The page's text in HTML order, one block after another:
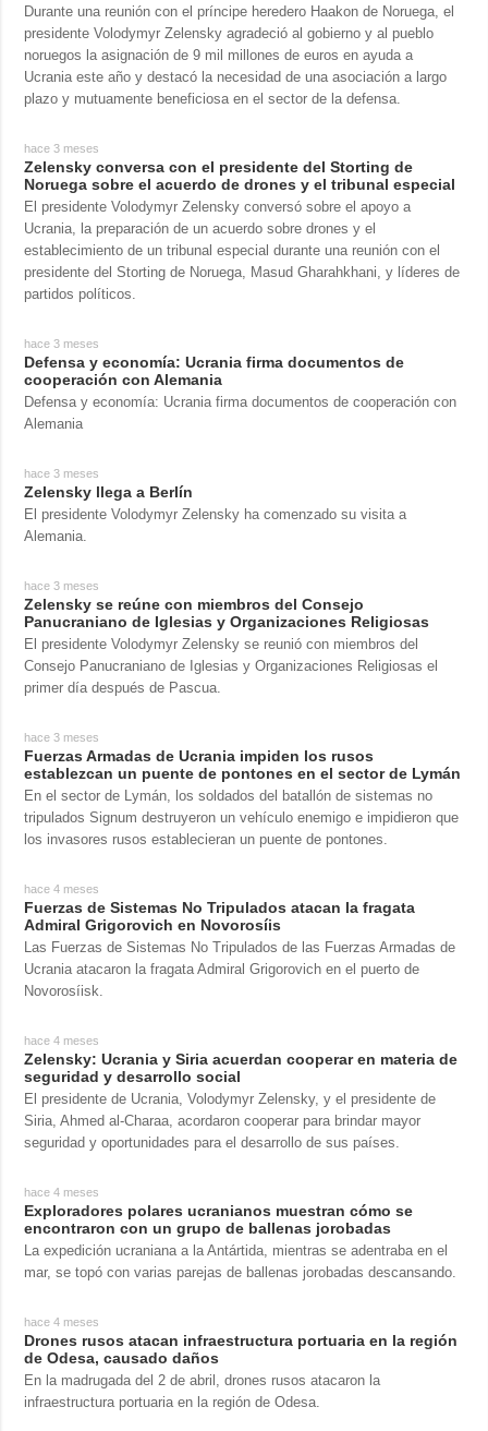
Durante una reunión con el príncipe heredero Haakon de Noruega, el
presidente Volodymyr Zelensky agradeció al gobierno y al pueblo
noruegos la asignación de 9 mil millones de euros en ayuda a
Ucrania este año y destacó la necesidad de una asociación a largo
plazo y mutuamente beneficiosa en el sector de la defensa.
hace 3 meses
Zelensky conversa con el presidente del Storting de
Noruega sobre el acuerdo de drones y el tribunal especial
El presidente Volodymyr Zelensky conversó sobre el apoyo a
Ucrania, la preparación de un acuerdo sobre drones y el
establecimiento de un tribunal especial durante una reunión con el
presidente del Storting de Noruega, Masud Gharahkhani, y líderes de
partidos políticos.
hace 3 meses
Defensa y economía: Ucrania firma documentos de
cooperación con Alemania
Defensa y economía: Ucrania firma documentos de cooperación con
Alemania
hace 3 meses
Zelensky llega a Berlín
El presidente Volodymyr Zelensky ha comenzado su visita a
Alemania.
hace 3 meses
Zelensky se reúne con miembros del Consejo
Panucraniano de Iglesias y Organizaciones Religiosas
El presidente Volodymyr Zelensky se reunió con miembros del
Consejo Panucraniano de Iglesias y Organizaciones Religiosas el
primer día después de Pascua.
hace 3 meses
Fuerzas Armadas de Ucrania impiden los rusos
establezcan un puente de pontones en el sector de Lymán
En el sector de Lymán, los soldados del batallón de sistemas no
tripulados Signum destruyeron un vehículo enemigo e impidieron que
los invasores rusos establecieran un puente de pontones.
hace 4 meses
Fuerzas de Sistemas No Tripulados atacan la fragata
Admiral Grigorovich en Novorosíis
Las Fuerzas de Sistemas No Tripulados de las Fuerzas Armadas de
Ucrania atacaron la fragata Admiral Grigorovich en el puerto de
Novorosíisk.
hace 4 meses
Zelensky: Ucrania y Siria acuerdan cooperar en materia de
seguridad y desarrollo social
El presidente de Ucrania, Volodymyr Zelensky, y el presidente de
Siria, Ahmed al-Charaa, acordaron cooperar para brindar mayor
seguridad y oportunidades para el desarrollo de sus países.
hace 4 meses
Exploradores polares ucranianos muestran cómo se
encontraron con un grupo de ballenas jorobadas
La expedición ucraniana a la Antártida, mientras se adentraba en el
mar, se topó con varias parejas de ballenas jorobadas descansando.
hace 4 meses
Drones rusos atacan infraestructura portuaria en la región
de Odesa, causado daños
En la madrugada del 2 de abril, drones rusos atacaron la
infraestructura portuaria en la región de Odesa.